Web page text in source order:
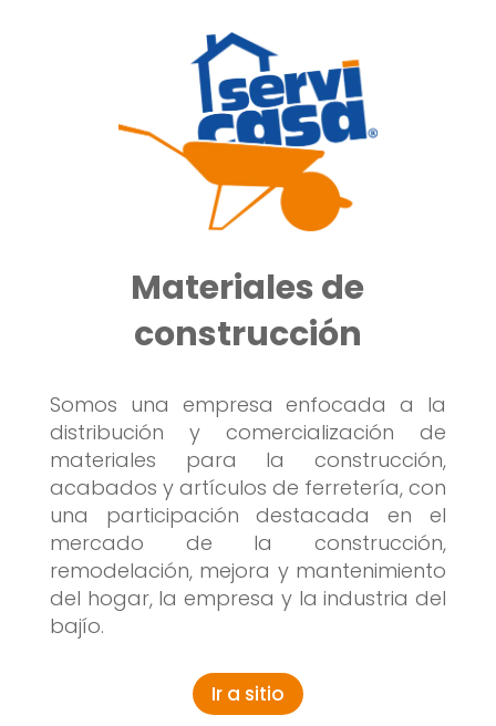
Materiales de
construcción
Somos una empresa enfocada a la
distribución y comercialización de
materiales para la construcción,
acabados y artículos de ferretería, con
una participación destacada en el
mercado de la construcción,
remodelación, mejora y mantenimiento
del hogar, la empresa y la industria del
bajío.
Ir a sitio